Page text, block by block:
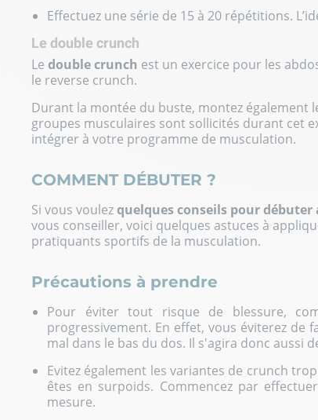
Effectuez une série de 15 à 20 répétitions.
Le double crunch
Le double crunch est un exercice pour les
le reverse crunch.
Durant la montée du buste, montez également
groupes musculaires sont sollicités durant cet
intégrer à votre programme de musculation.
COMMENT DÉBUTER ?
Si vous voulezquelques conseils pour débuter
vous conseiller, voici quelques astuces à
pratiquants sportifs de la musculation.
Précautions à prendre
Pour éviter tout risque de blessure,
progressivement. En effet, vous éviterez
mal dans le bas du dos. Il s'agira donc aussi
Evitez également les variantes de crunch
êtes en surpoids. Commencez par
mesure.